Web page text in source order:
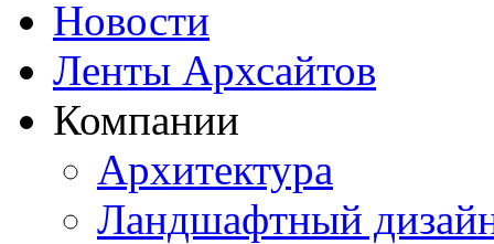
Новости
Ленты Архсайтов
Компании
Архитектура
Ландшафтный